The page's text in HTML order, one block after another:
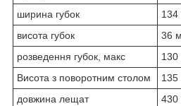
ширина губок
висота губок
36
розведення губок, макс
Висота з поворотним столом
довжина лещат